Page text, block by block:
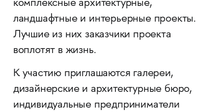
комплексные архитектурные,
ландшафтные и интерьерные проекты.
Лучшие из них заказчики проекта
воплотят в жизнь.
К участию приглашаются галереи,
дизайнерские и архитектурные бюро,
индивидуальные предприниматели